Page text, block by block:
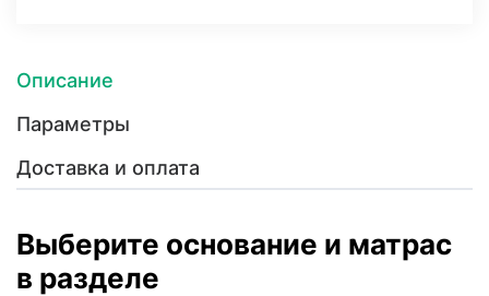
Описание
Параметры
Доставка и оплата
Выберите основание и матрас
в разделе